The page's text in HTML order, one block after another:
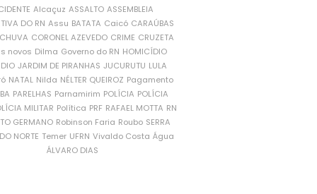
Alcaçuz ASSALTO ASSEMBLEIA
DO RN Assu BATATA Caicó CARAÚBAS
CORONEL AZEVEDO CRIME CRUZETA
novos Dilma Governo do RN HOMICÍDIO
JARDIM DE PIRANHAS JUCURUTU LULA
NATAL Nilda NÉLTER QUEIROZ Pagamento
PARELHAS Parnamirim POLÍCIA POLÍCIA
MILITAR Política PRF RAFAEL MOTTA RN
GERMANO Robinson Faria Roubo SERRA
NORTE Temer UFRN Vivaldo Costa Água
ÁLVARO DIAS